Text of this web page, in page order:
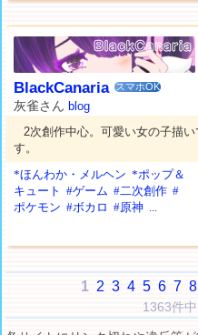
BlackCanaria スマホOK
灰雀さんblog
2次創作中心。可愛い女の子描い
す。
*ほんわか・メルヘン *ポップ＆
キュート
#ゲーム #二次創作 #
ポケモン #ボカロ #原神 ...
1 2 3 4 5 6 7 8
1363件